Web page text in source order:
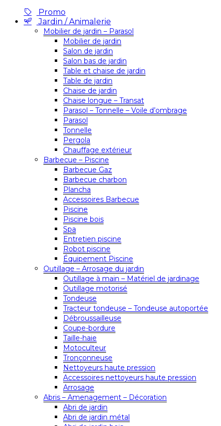
Promo
Jardin / Animalerie
Mobilier de jardin – Parasol
Mobilier de jardin
Salon de jardin
Salon bas de jardin
Table et chaise de jardin
Table de jardin
Chaise de jardin
Chaise longue – Transat
Parasol – Tonnelle – Voile d’ombrage
Parasol
Tonnelle
Pergola
Chauffage extérieur
Barbecue – Piscine
Barbecue Gaz
Barbecue charbon
Plancha
Accessoires Barbecue
Piscine
Piscine bois
Spa
Entretien piscine
Robot piscine
Équipement Piscine
Outillage – Arrosage du jardin
Outillage à main – Matériel de jardinage
Outillage motorisé
Tondeuse
Tracteur tondeuse – Tondeuse autoportée
Débroussailleuse
Coupe-bordure
Taille-haie
Motoculteur
Tronçonneuse
Nettoyeurs haute pression
Accessoires nettoyeurs haute pression
Arrosage
Abris – Amenagement – Décoration
Abri de jardin
Abri de jardin métal